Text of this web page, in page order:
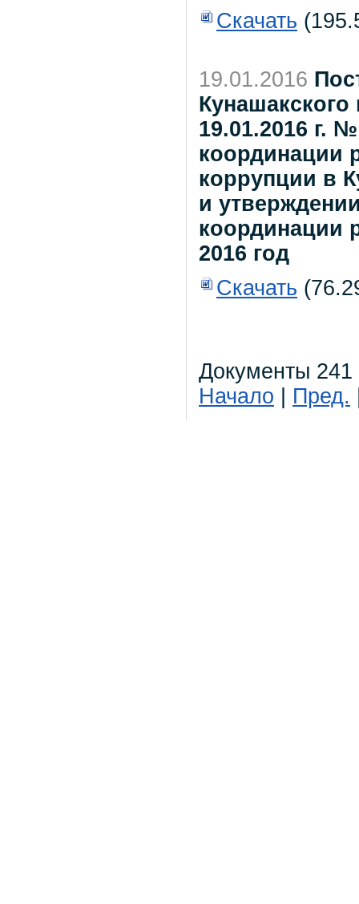
Скачать
19.01.2016
19.01.2016 г.
координации
коррупции в
и
координации
2016 год
Скачать
Документы 241
Начало
Пред.